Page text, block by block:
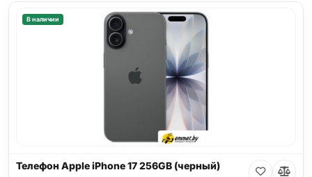
В наличии
Телефон Apple iPhone 17 256GB (черный)